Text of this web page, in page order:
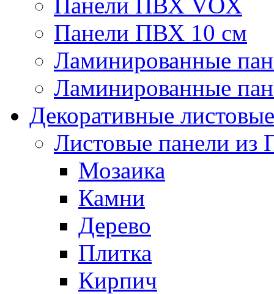
Панели ПВХ 10 см
Ламинированные
Ламинированные
Декоративные
Листовые панели из
Мозаика
Камни
Дерево
Плитка
Кирпич